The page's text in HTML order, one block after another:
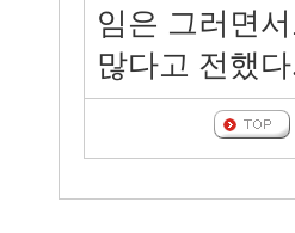
임은 그러면
많다고 전했다